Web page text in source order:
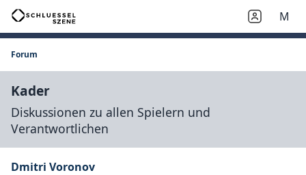
M
Forum
Kader
Diskussionen zu allen Spielern und
Verantwortlichen
Dmitri Voronov